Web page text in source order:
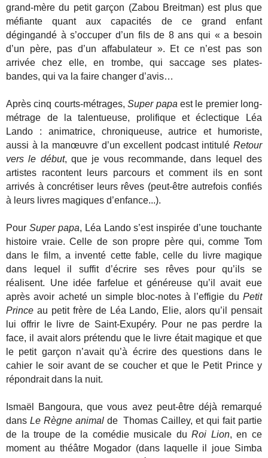
grand-mère du petit garçon (Zabou Breitman) est plus que
méfiante quant aux capacités de ce grand enfant
dégingandé à s’occuper d’un fils de 8 ans qui « a besoin
d’un père, pas d’un affabulateur ». Et ce n’est pas son
arrivée chez elle, en trombe, qui saccage ses plates-
bandes, qui va la faire changer d’avis…
Après cinq courts-métrages,Super papa est le premier long-
métrage de la talentueuse, prolifique et éclectique Léa
Lando : animatrice, chroniqueuse, autrice et humoriste,
aussi à la manœuvre d’un excellent podcast intitulé Retour
vers le début, que je vous recommande, dans lequel des
artistes racontent leurs parcours et comment ils en sont
arrivés à concrétiser leurs rêves (peut-être autrefois confiés
à leurs livres magiques d’enfance...).
Pour Super papa, Léa Lando s’est inspirée d’une touchante
histoire vraie. Celle de son propre père qui, comme Tom
dans le film, a inventé cette fable, celle du livre magique
dans lequel il suffit d’écrire ses rêves pour qu’ils se
réalisent. Une idée farfelue et généreuse qu’il avait eue
après avoir acheté un simple bloc-notes à l’effigie du Petit
Prince au petit frère de Léa Lando, Elie, alors qu’il pensait
lui offrir le livre de Saint-Exupéry. Pour ne pas perdre la
face, il avait alors prétendu que le livre était magique et que
le petit garçon n’avait qu’à écrire des questions dans le
cahier le soir avant de se coucher et que le Petit Prince y
répondrait dans la nuit.
Ismaël Bangoura, que vous avez peut-être déjà remarqué
dansLe Règne animalde Thomas Cailley, et qui fait partie
de la troupe de la comédie musicale duRoi Lion, en ce
moment au théâtre Mogador (dans laquelle il joue Simba